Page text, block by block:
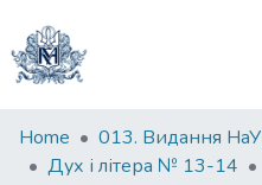
Communities
&
Home 013. Видання
Дух і літера № 13-14